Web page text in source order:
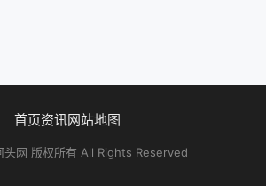
首页资讯网站地图
网 版权所有 All Rights Reserved